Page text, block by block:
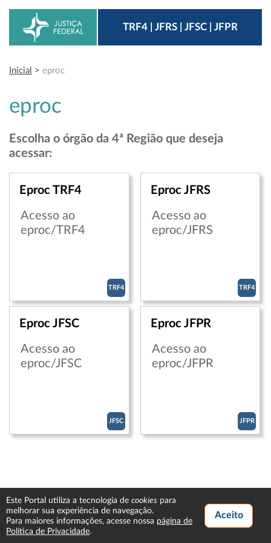
TRF4 | JFRS | JFSC | JFPR
Inicial > eproc
eproc
Escolha o órgão da 4ª Região que deseja
acessar:
​​Eproc TRF4
Acesso ao
eproc/TRF4
TRF4
​Eproc JFRS
Acesso ao
eproc/JFRS
TRF4
​Eproc JFSC
Acesso ao
eproc/JFSC
JFSC
Eproc JFPR
Acesso ao
eproc/JFPR
JFPR
Este Portal utiliza a tecnologia de cookies para
melhorar sua experiência de navegação.
Para maiores informações, acesse nossa página de
Política de Privacidade.